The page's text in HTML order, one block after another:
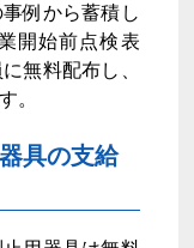
例から蓄積し
開始前点検表
無料配布し、
。
具の支給